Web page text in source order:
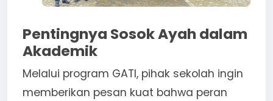
Pentingnya Sosok Ayah dalam
Akademik
Melalui program GATI, pihak sekolah ingin
memberikan pesan kuat bahwa peran